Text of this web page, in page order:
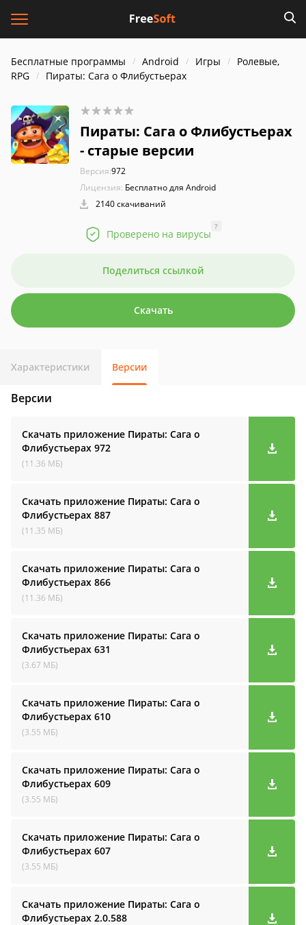
Бесплатные программы Android Игры
Ролевые,
RPG
Пираты: Сага о Флибустьерах
Пираты: Сага о Флибустьерах
- старые версии
Версия:972
Лицензия: Бесплатно для Android
2140 скачиваний
Проверено на вирусы
?
Поделиться ссылкой
Скачать
Характеристики Версии
Версии
Скачать приложение Пираты: Сага о
Флибустьерах 972
(11.36 МБ)
Скачать приложение Пираты: Сага о
Флибустьерах 887
(11.35 МБ)
Скачать приложение Пираты: Сага о
Флибустьерах 866
(11.36 МБ)
Скачать приложение Пираты: Сага о
Флибустьерах 631
(3.67 МБ)
Скачать приложение Пираты: Сага о
Флибустьерах 610
(3.55 МБ)
Скачать приложение Пираты: Сага о
Флибустьерах 609
(3.55 МБ)
Скачать приложение Пираты: Сага о
Флибустьерах 607
(3.55 МБ)
Скачать приложение Пираты: Сага о
Флибустьерах 2.0.588